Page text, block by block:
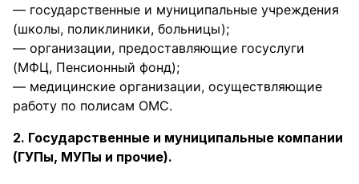
— государственные и муниципальные учреждения
(школы, поликлиники, больницы);
— организации, предоставляющие госуслуги
(МФЦ, Пенсионный фонд);
— медицинские организации, осуществляющие
работу по полисам ОМС.
2. Государственные и муниципальные компании
(ГУПы, МУПы и прочие).